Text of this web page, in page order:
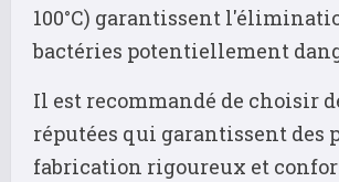
100°C) garantissent
bactéries potentiellement
Il est recommandé de choisir
réputées qui garantissent des
fabrication rigoureux et